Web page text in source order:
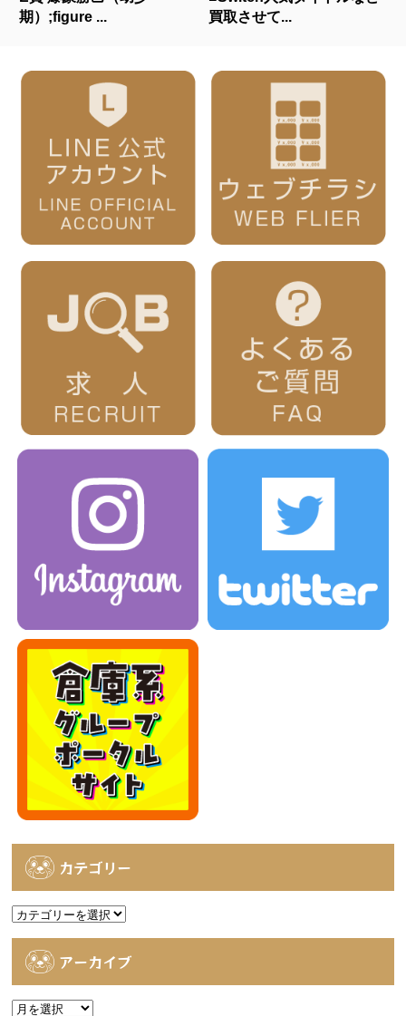
期）;figure ...
買取させて...
カテゴリー
カ
アーカイブ
ア